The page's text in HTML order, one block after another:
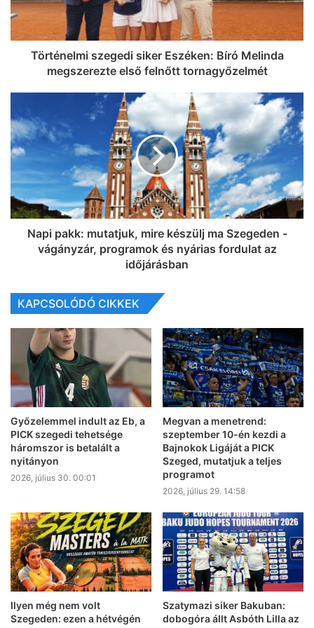
Történelmi szegedi siker Eszéken: Bíró Melinda
megszerezte első felnőtt tornagyőzelmét
Napi pakk: mutatjuk, mire készülj ma Szegeden -
vágányzár, programok és nyárias fordulat az
időjárásban
KAPCSOLÓDÓ CIKKEK
Győzelemmel indult az Eb, a
PICK szegedi tehetsége
háromszor is betalált a
nyitányon
2026, július 30. 00:01
Megvan a menetrend:
szeptember 10-én kezdi a
Bajnokok Ligáját a PICK
Szeged, mutatjuk a teljes
programot
2026, július 29. 14:58
Ilyen még nem volt
Szegeden: ezen a hétvégén
Szatymazi siker Bakuban:
dobogóra állt Asbóth Lilla az